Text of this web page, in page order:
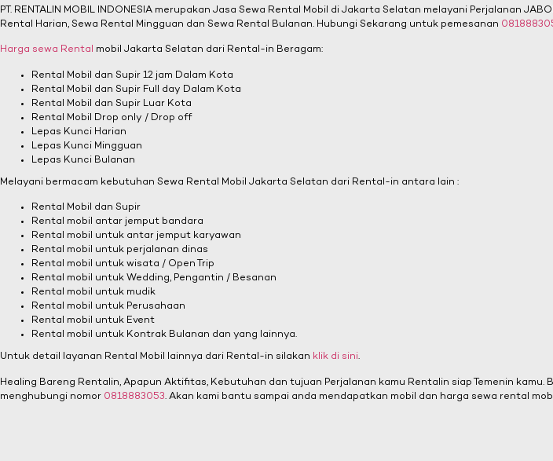
PT. RENTALIN MOBIL INDONESIA merupakan Jasa Sewa Rental Mobil di Jakarta Selatan melayani Perjalanan
Rental Harian, Sewa Rental Mingguan dan Sewa Rental Bulanan. Hubungi Sekarang untuk pemesanan
Harga sewa Rental mobil Jakarta Selatan dari Rental-in Beragam:
Rental Mobil dan Supir 12 jam Dalam Kota
Rental Mobil dan Supir Full day Dalam Kota
Rental Mobil dan Supir Luar Kota
Rental Mobil Drop only / Drop off
Lepas Kunci Harian
Lepas Kunci Mingguan
Lepas Kunci Bulanan
Melayani bermacam kebutuhan Sewa Rental Mobil Jakarta Selatan dari Rental-in antara lain :
Rental Mobil dan Supir
Rental mobil antar jemput bandara
Rental mobil untuk antar jemput karyawan
Rental mobil untuk perjalanan dinas
Rental mobil untuk wisata / Open Trip
Rental mobil untuk Wedding, Pengantin / Besanan
Rental mobil untuk mudik
Rental mobil untuk Perusahaan
Rental mobil untuk Event
Rental mobil untuk Kontrak Bulanan dan yang lainnya.
Untuk detail layanan Rental Mobil lainnya dari Rental-in silakan klik di sini.
Healing Bareng Rentalin, Apapun Aktifitas, Kebutuhan dan tujuan Perjalanan kamu Rentalin siap Temenin
menghubungi nomor 0818883053. Akan kami bantu sampai anda mendapatkan mobil dan harga sewa rental